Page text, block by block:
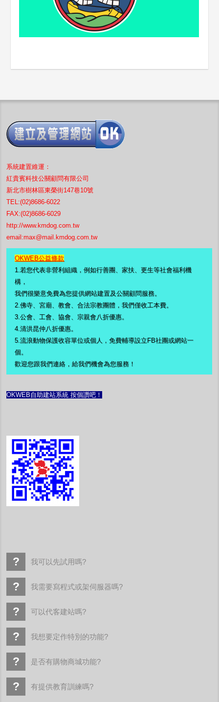
系統建置維運：
紅貴賓科技公關顧問有限公司
新北市樹林區東榮街147巷10號
TEL:(02)8686-6022
FAX:(02)8686-6029
http://www.kmdog.com.tw
email:max@mail.kmdog.com.tw
OKWEB公益條款
1.若您代表非營利組織，例如行善團、家扶、更生等社會福利機
構，
我們很樂意免費為您提供網站建置及公關顧問服務。
2.佛寺、宮廟、教會、合法宗教團體，我們僅收工本費。
3.公會、工會、協會、宗親會八折優惠。
4.清洪昆仲八折優惠。
5.流浪動物保護收容單位或個人，免費輔導設立FB社團或網站一
個。
歡迎您跟我們連絡，給我們機會為您服務！
OKWEB自助建站系統 按個讚吧！
我可以先試用嗎?
我需要寫程式或架伺服器嗎?
可以代客建站嗎?
我想要定作特別的功能?
是否有購物商城功能?
有提供教育訓練嗎?